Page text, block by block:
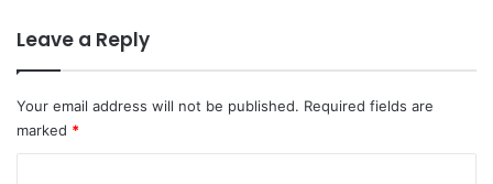
Leave a Reply
Your email address will not be published. Required fields are
marked *